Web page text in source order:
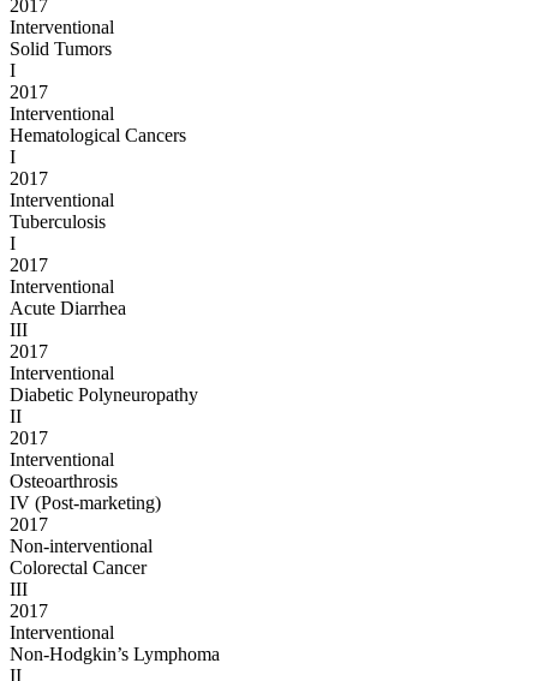
2017
Interventional
Solid Tumors
I
2017
Interventional
Hematological Cancers
I
2017
Interventional
Tuberculosis
I
2017
Interventional
Acute Diarrhea
III
2017
Interventional
Diabetic Polyneuropathy
II
2017
Interventional
Osteoarthrosis
IV (Post-marketing)
2017
Non-interventional
Colorectal Cancer
III
2017
Interventional
Non-Hodgkin’s Lymphoma
II